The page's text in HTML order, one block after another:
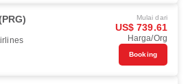
Mulai dari
US$ 739.61
Harga/Org
Booking